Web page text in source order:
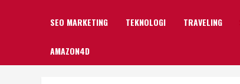
SEO MARKETING TEKNOLOGI TRAVELING
AMAZON4D